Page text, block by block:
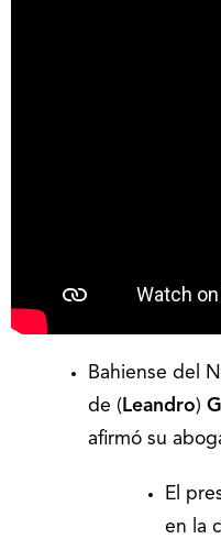
Bahiense del
de ( Leandro)
afirmó su
El
en la